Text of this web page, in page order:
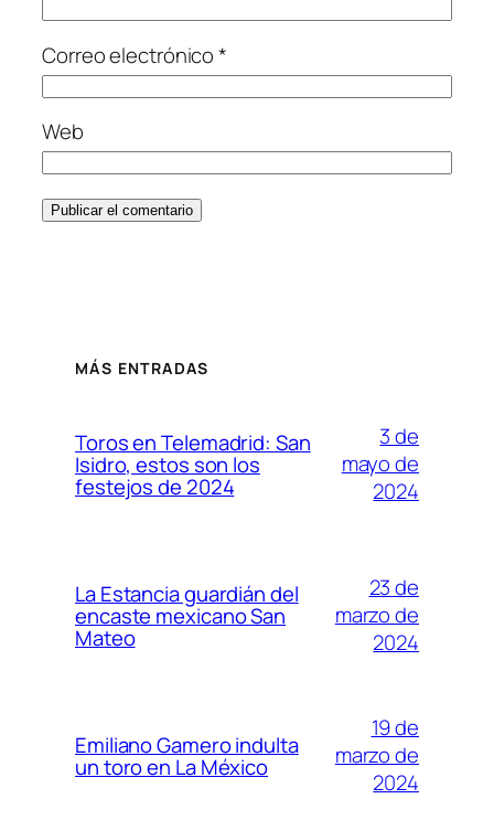
Correo electrónico*
Web
MÁS ENTRADAS
Toros en Telemadrid: San
Isidro, estos son los
festejos de 2024
3 de
mayo de
2024
La Estancia guardián del
encaste mexicano San
Mateo
23 de
marzo de
2024
Emiliano Gamero indulta
un toro en La México
19 de
marzo de
2024